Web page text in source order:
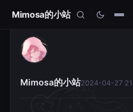
Mimosa的小站
Mimosa的小站2024-04-27